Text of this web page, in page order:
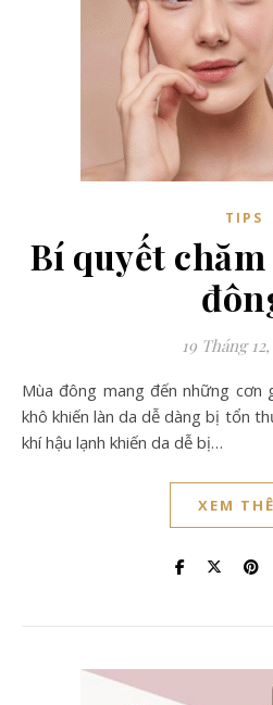
TIPS
Bí quyết chăm
19 Tháng
Mùa đông mang đến những cơn gió lạnh và không khí hanh
khô khiến làn da dễ dàng bị tổn
khí hậu lạnh khiến da dễ bị…
XEM